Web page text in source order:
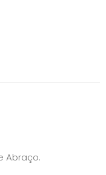
Abraço.